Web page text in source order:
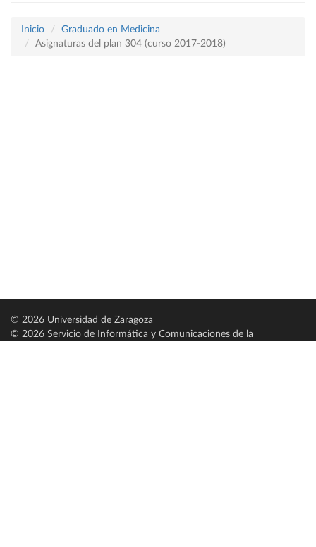
Inicio
Graduado en Medicina
Asignaturas del plan 304 (curso 2017-2018)
© 2026 Universidad de Zaragoza
© 2026 Servicio de Informática y Comunicaciones de la